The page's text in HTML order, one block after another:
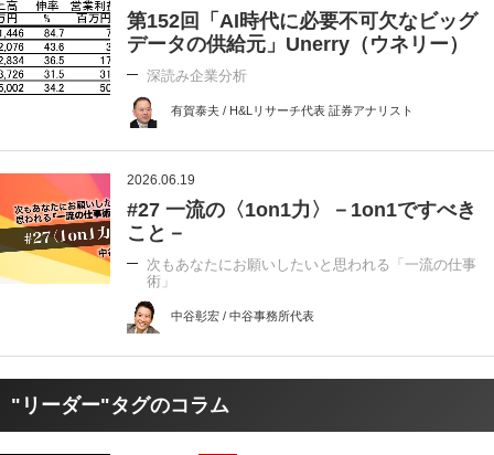
第152回「AI時代に必要不可欠なビッグ
データの供給元」Unerry（ウネリー）
深読み企業分析
有賀泰夫 / H&Lリサーチ代表 証券アナリスト
2026.06.19
#27 一流の〈1on1力〉－1on1ですべき
こと－
次もあなたにお願いしたいと思われる「一流の仕事
術」
中谷彰宏 / 中谷事務所代表
"リーダー"タグのコラム